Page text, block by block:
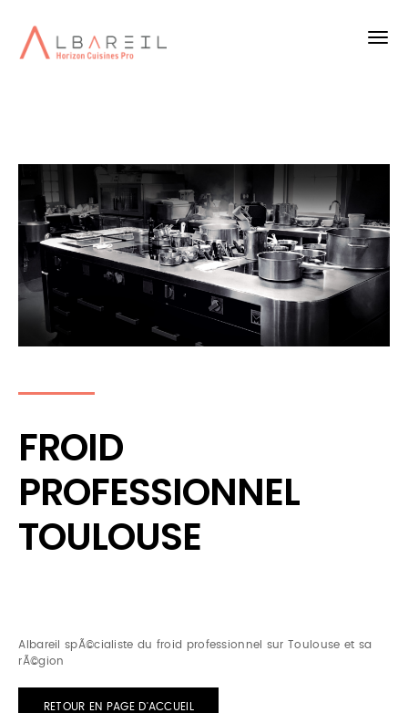
FROID
PROFESSIONNEL
TOULOUSE
Albareil spÃ©cialiste du froid professionnel sur Toulouse et sa
rÃ©gion
RETOUR EN PAGE D'ACCUEIL